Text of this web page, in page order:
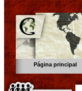
Página principal